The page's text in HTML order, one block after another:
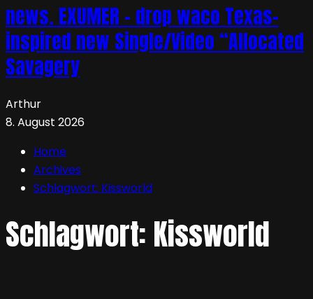
news. EXUMER – drop waco Texas-
inspired new Single/Video “Allocated
Savagery
Arthur
8. August 2026
Home
Archives
Schlagwort: Kissworld
Schlagwort: Kissworld